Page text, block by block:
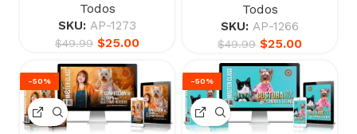
Todos
SKU: AP-1273
$49.99 $25.00
Todos
SKU: AP-1266
$49.99 $25.00
-50% -50%